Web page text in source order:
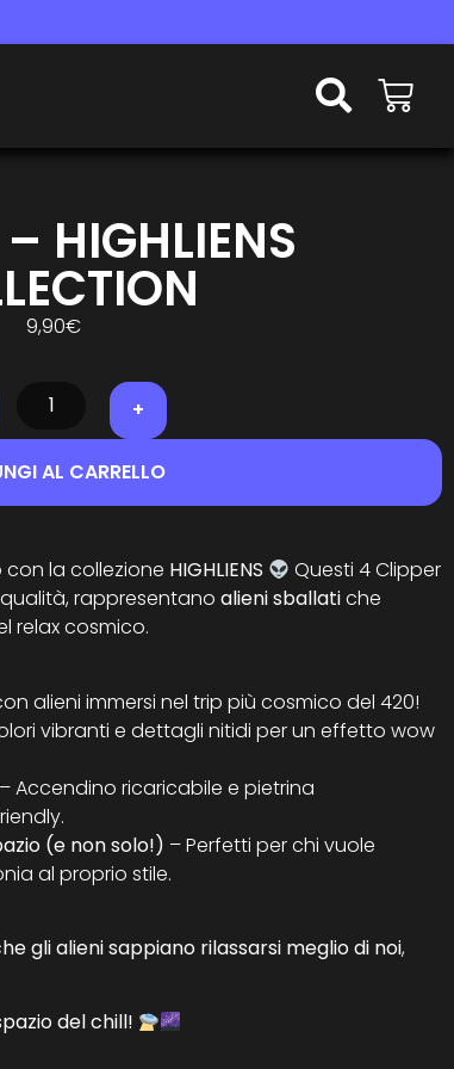
HIGHLIENS
9,90€
+
AL CARRELLO
la collezione HIGHLIENS
Questi 4 Clipper
rappresentano alieni sballatiche
relax cosmico.
alieni immersi nel trip più cosmico del 420!
vibranti e dettagli nitidi per un effetto wow
– Accendino ricaricabile e pietrina
(e non solo!) – Perfetti per chi vuole
al proprio stile.
gli alieni sappiano rilassarsi meglio di noi,
del chill!